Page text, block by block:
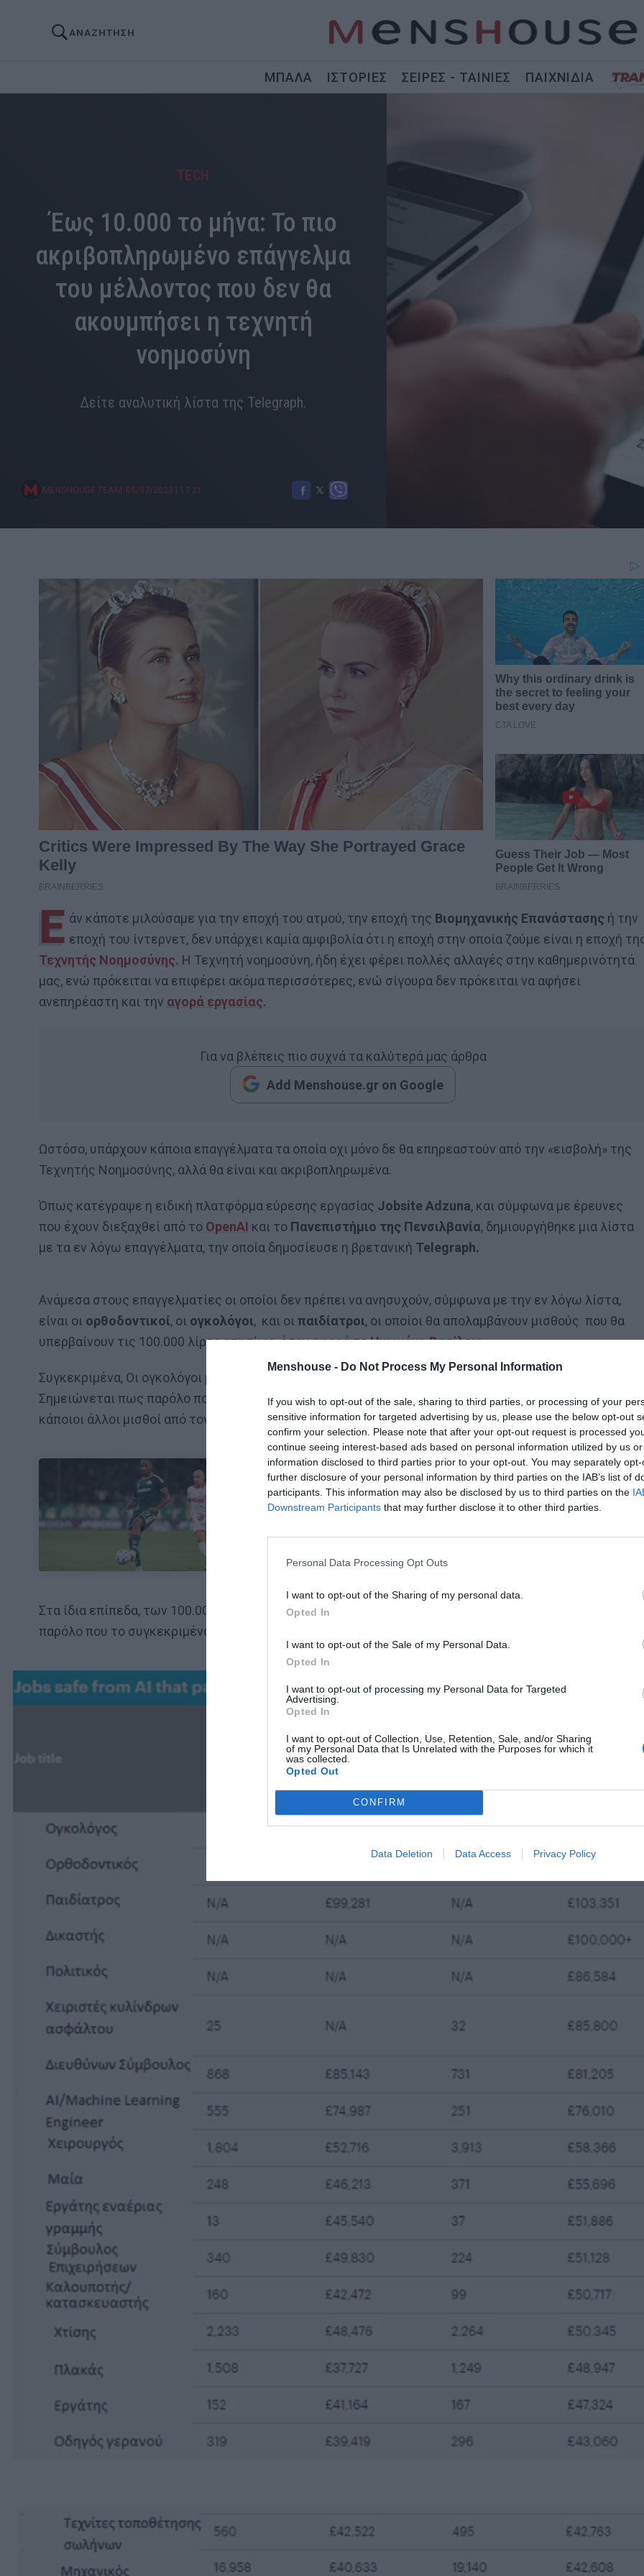
Menshouse - Do Not Process My Personal Information
If you wish to opt-out of the sale, sharing to third parties, or processing of your
sensitive information for targeted advertising by us, please use the below opt-out
confirm your selection. Please note that after your opt-out request is processed
continue seeing interest-based ads based on personal information utilized by us
information disclosed to third parties prior to your opt-out. You may separately
further disclosure of your personal information by third parties on the IAB’s list of
participants. This information may also be disclosed by us to third parties on the
Downstream Participants that may further disclose it to other third parties.
Personal Data Processing Opt Outs
I want to opt-out of the Sharing of my personal data.
Opted In
I want to opt-out of the Sale of my Personal Data.
Opted In
I want to opt-out of processing my Personal Data for Targeted
Advertising.
Opted In
I want to opt-out of Collection, Use, Retention, Sale, and/or Sharing
of my Personal Data that Is Unrelated with the Purposes for which it
was collected.
Opted Out
CONFIRM
Data Deletion Data Access Privacy Policy
ΑΝΑΖΗΤΗΣΗ
ΜΠΑΛΑ ΙΣΤΟΡΙΕΣ ΣΕΙΡΕΣ - ΤΑΙΝΙΕΣ ΠΑΙΧΝΙΔΙΑ
TECH
Έως 10.000 το μήνα: Το πιο
ακριβοπληρωμένο επάγγελμα
του μέλλοντος που δεν θα
ακουμπήσει η τεχνητή
νοημοσύνη
Δείτε αναλυτική λίστα της Telegraph.
MENSHOUSE TEAM 05/07/2023 | 17:21
Ε άν κάποτε μιλούσαμε για την εποχή του ατμού, την εποχή της Βιομηχανικής Επανάστασης ή την
εποχή του ίντερνετ, δεν υπάρχει καμία αμφιβολία ότι η εποχή στην οποία ζούμε είναι η εποχή
Τεχνητής Νοημοσύνης. Η Τεχνητή νοημοσύνη, ήδη έχει φέρει πολλές αλλαγές στην καθημερινότητά
μας, ενώ πρόκειται να επιφέρει ακόμα περισσότερες, ενώ σίγουρα δεν πρόκειται να αφήσει
ανεπηρέαστη και την αγορά εργασίας.
Για να βλέπεις πιο συχνά τα καλύτερά μας άρθρα
Add Menshouse.gr on Google
Ωστόσο, υπάρχουν κάποια επαγγέλματα τα οποία οχι μόνο δε θα επηρεαστούν από την «εισβολή» της
Τεχνητής Νοημοσύνης, αλλά θα είναι και ακριβοπληρωμένα.
Όπως κατέγραψε η ειδική πλατφόρμα εύρεσης εργασίας Jobsite Adzuna, και σύμφωνα με έρευνες
που έχουν διεξαχθεί από το OpenAI και το Πανεπιστήμιο της Πενσιλβανία, δημιουργήθηκε μια λίστα
με τα εν λόγω επαγγέλματα, την οποία δημοσίευσε η βρετανική Telegraph.
Ανάμεσα στους επαγγελματίες οι οποίοι δεν πρέπει να ανησυχούν, σύμφωνα με την εν λόγω λίστα,
είναι οι ορθοδοντικοί, οι ογκολόγοι, και οι παιδίατροι, οι οποίοι θα απολαμβάνουν μισθούς που θα
υπερβαίνουν τις 100.000 λίρες ετησίως, όσον αφορά τοΗνωμένο Βασίλειο.
Συγκεκριμένα, Οι ογκολόγοι μπορούν ακόμη και να κερδίσουν περισσότερες από 200.000 λίρες.
Σημειώνεται πως παρόλο που οι μισθοί κάποιων επαγγελμάτων υγείας βρίσκονται σε ύφεση, ωστόσο
κάποιοι άλλοι μισθοί από τον ίδιο χώρο αυξήθηκαν κατά 20% για το 2022.
ΜΠΑΛΑ
Στα ίδια επίπεδα, των 100.000 λιρών, πρόκειται να κινηθούν και οι μισθοί των δικαστικών λειτουργών,
παρόλο που το συγκεκριμένο επάγγελμα δεν καταγράφεται στη λίστα.